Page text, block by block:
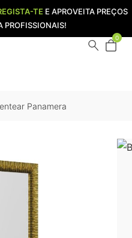
TE E APROVEITA PREÇOS
PROFISSIONAIS!
0
Panamera